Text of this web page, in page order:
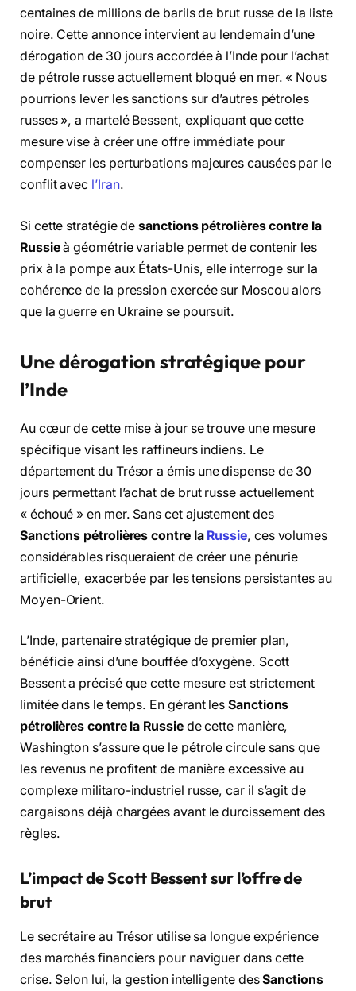
centaines de millions de barils de brut russe de la liste
noire. Cette annonce intervient au lendemain d’une
dérogation de 30 jours accordée à l’Inde pour l’achat
de pétrole russe actuellement bloqué en mer. « Nous
pourrions lever les sanctions sur d’autres pétroles
russes », a martelé Bessent, expliquant que cette
mesure vise à créer une offre immédiate pour
compenser les perturbations majeures causées par le
conflit avec l’Iran.
Si cette stratégie desanctions pétrolières contre la
Russieà géométrie variable permet de contenir les
prix à la pompe aux États-Unis, elle interroge sur la
cohérence de la pression exercée sur Moscou alors
que la guerre en Ukraine se poursuit.
Une dérogation stratégique pour
l’Inde
Au cœur de cette mise à jour se trouve une mesure
spécifique visant les raffineurs indiens. Le
département du Trésor a émis une dispense de 30
jours permettant l’achat de brut russe actuellement
« échoué » en mer. Sans cet ajustement des
Sanctions pétrolières contre la Russie, ces volumes
considérables risqueraient de créer une pénurie
artificielle, exacerbée par les tensions persistantes au
Moyen-Orient.
L’Inde, partenaire stratégique de premier plan,
bénéficie ainsi d’une bouffée d’oxygène. Scott
Bessent a précisé que cette mesure est strictement
limitée dans le temps. En gérant lesSanctions
pétrolières contre la Russiede cette manière,
Washington s’assure que le pétrole circule sans que
les revenus ne profitent de manière excessive au
complexe militaro-industriel russe, car il s’agit de
cargaisons déjà chargées avant le durcissement des
règles.
L’impact de Scott Bessent sur l’offre de
brut
Le secrétaire au Trésor utilise sa longue expérience
des marchés financiers pour naviguer dans cette
crise. Selon lui, la gestion intelligente desSanctions